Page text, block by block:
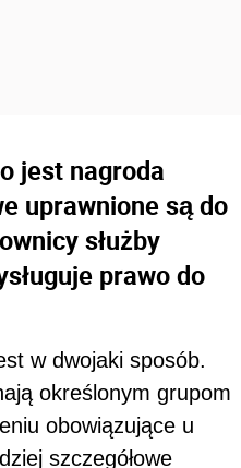
jest nagroda
uprawnione są do
służby
prawo do
w dwojaki sposób.
określonym grupom
obowiązujące u
szczegółowe